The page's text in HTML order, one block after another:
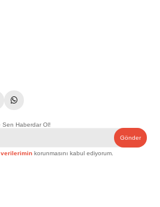
Sen Haberdar Ol!
Gönder
korunmasını kabul ediyorum.